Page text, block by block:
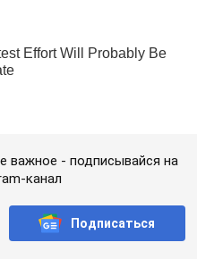
важное - подписывайся на
канал
Подписаться